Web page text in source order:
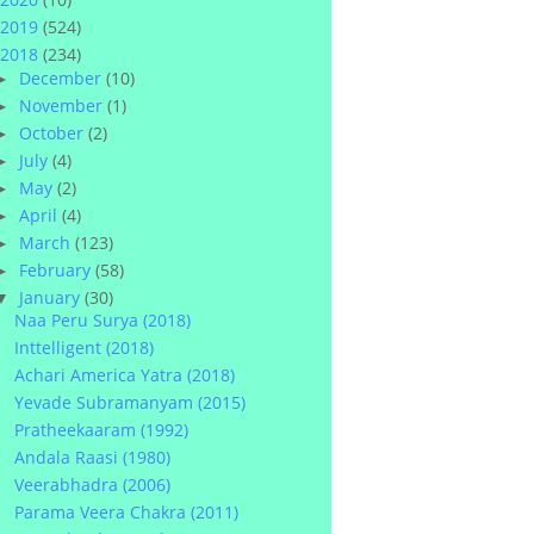
2019 (524)
2018 (234)
December(10)
November(1)
October(2)
July(4)
May(2)
April(4)
March(123)
February(58)
January(30)
Naa Peru Surya (2018)
Inttelligent (2018)
Achari America Yatra (2018)
Yevade Subramanyam (2015)
Pratheekaaram (1992)
Andala Raasi (1980)
Veerabhadra (2006)
Parama Veera Chakra (2011)